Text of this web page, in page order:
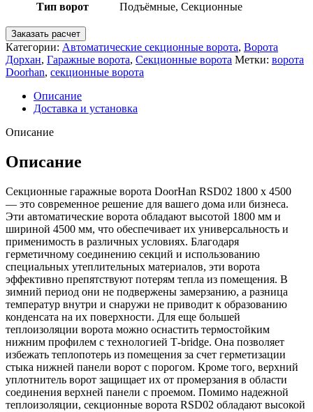
Тип ворот Подъёмные, Секционные
Заказать расчет
Категории: Автоматические секционные ворота, Ворота
Дорхан, Гаражные ворота, Секционные ворота Метки: ворота
Doorhan, секционные ворота
Описание
Доставка и установка
Описание
Описание
Секционные гаражные ворота DoorHan RSD02 1800 х 4500
— это современное решение для вашего дома или бизнеса.
Эти автоматические ворота обладают высотой 1800 мм и
шириной 4500 мм, что обеспечивает их универсальность и
применимость в различных условиях. Благодаря
герметичному соединению секций и использованию
специальных утеплительных материалов, эти ворота
эффективно препятствуют потерям тепла из помещения. В
зимний период они не подвержены замерзанию, а разница
температур внутри и снаружи не приводит к образованию
конденсата на их поверхности. Для еще большей
теплоизоляции ворота можно оснастить термостойким
нижним профилем с технологией Т-bridge. Она позволяет
избежать теплопотерь из помещения за счет герметизации
стыка нижней панели ворот с порогом. Кроме того, верхний
уплотнитель ворот защищает их от промерзания в области
соединения верхней панели с проемом. Помимо надежной
теплоизоляции, секционные ворота RSD02 обладают высокой